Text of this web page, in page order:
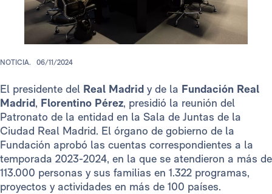
NOTICIA. 06/11/2024
El presidente del Real Madrid y de la Fundación Real
Madrid, Florentino Pérez, presidió la reunión del
Patronato de la entidad en la Sala de Juntas de la
Ciudad Real Madrid. El órgano de gobierno de la
Fundación aprobó las cuentas correspondientes a la
temporada 2023-2024, en la que se atendieron a más de
113.000 personas y sus familias en 1.322 programas,
proyectos y actividades en más de 100 países.